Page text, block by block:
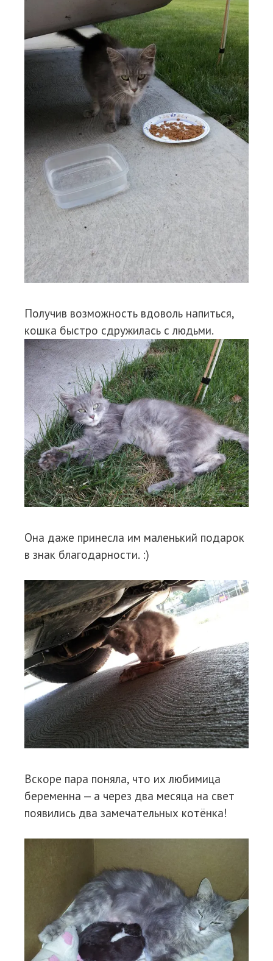
Получив возможность вдоволь напиться,
кошка быстро сдружилась с людьми.
Она даже принесла им маленький подарок
в знак благодарности. :)
Вскоре пара поняла, что их любимица
беременна — а через два месяца на свет
появились два замечательных котёнка!